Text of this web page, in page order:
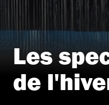
Les
de